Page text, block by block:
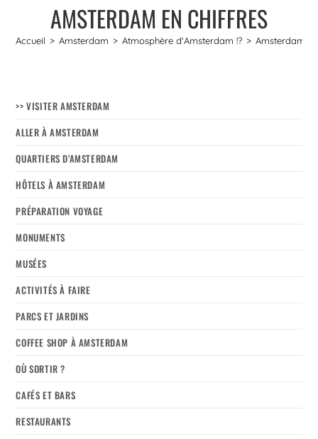
AMSTERDAM EN CHIFFRES
Accueil > Amsterdam > Atmosphère d'Amsterdam !? > Amsterdam
>> VISITER AMSTERDAM
ALLER À AMSTERDAM
QUARTIERS D’AMSTERDAM
HÔTELS À AMSTERDAM
PRÉPARATION VOYAGE
MONUMENTS
MUSÉES
ACTIVITÉS À FAIRE
PARCS ET JARDINS
COFFEE SHOP À AMSTERDAM
OÙ SORTIR ?
CAFÉS ET BARS
RESTAURANTS